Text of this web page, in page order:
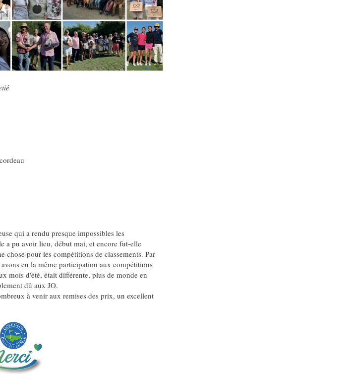
qui a rendu presque impossibles les
a pu avoir lieu, début mai, et encore fut-elle
chose pour les compétitions de classements. Par
eu la même participation aux compétitions
mois d'été, était différente, plus de monde en
dû aux JO.
à venir aux remises des prix, un excellent